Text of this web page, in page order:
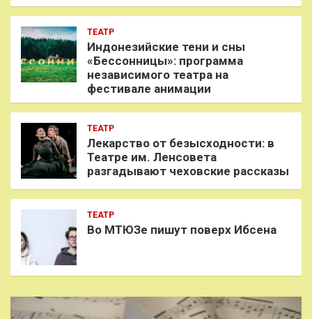
ТЕАТР
Индонезийские тени и сны
«Бессонницы»: программа
независимого театра на
фестивале анимации
ТЕАТР
Лекарство от безысходности: в
Театре им. Ленсовета
разгадывают чеховские рассказы
ТЕАТР
Во МТЮЗе пишут поверх Ибсена